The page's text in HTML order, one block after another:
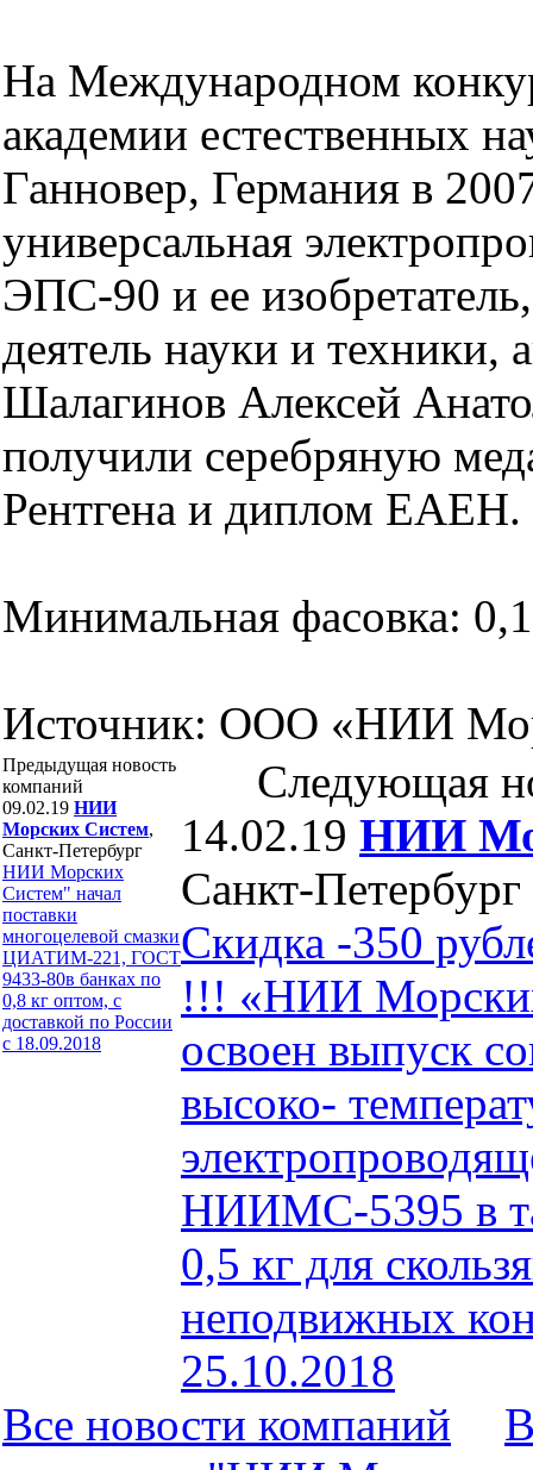
На Международном
академии естественных
Ганновер, Германия в
универсальная
ЭПС-90 и ее
деятель науки и техники,
Шалагинов Алексей
получили серебряную
Рентгена и диплом ЕАЕН.
Минимальная фасовка:
Источник: ООО «НИИ
Предыдущая новость
компаний
09.02.19 НИИ
Морских Систем,
Санкт-Петербург
НИИ Морских
Систем" начал
поставки
многоцелевой смазки
ЦИАТИМ-221, ГОСТ
9433-80в банках по
0,8 кг оптом, с
доставкой по России
с 18.09.2018
Следующая
14.02.19 НИИ
Санкт-Петербург
Скидка -350
!!! «НИИ
освоен выпуск
высоко-
НИИМС-5395 в
0,5 кг для
неподвижных
25.10.2018
Все новости компaний